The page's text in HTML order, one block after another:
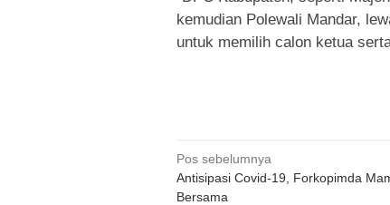
kemudian Polewali Mandar,
untuk memilih calon ketua
Navigasi
pos
Pos sebelumnya
Antisipasi Covid-19, Forkopimda
Bersama